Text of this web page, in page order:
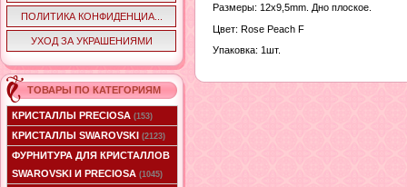
ПОЛИТИКА КОНФИДЕНЦИА...
УХОД ЗА УКРАШЕНИЯМИ
ТОВАРЫ ПО КАТЕГОРИЯМ
КРИСТАЛЛЫ PRECIOSA (153)
КРИСТАЛЛЫ SWAROVSKI (2123)
ФУРНИТУРА ДЛЯ КРИСТАЛЛОВ
SWAROVSKI И PRECIOSA (1045)
Размеры: 12х9,5mm. Дно плоское.
Цвет: Rose Peach F
Упаковка: 1шт.